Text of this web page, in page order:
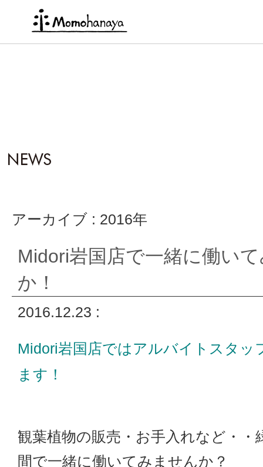
アーカイブ : 2016年
Midori岩国店で一緒に働い
か！
2016.12.23 :
Midori岩国店ではアルバイトスタッ
ます！
観葉植物の販売・お手入れなど・・
間で一緒に働いてみませんか？